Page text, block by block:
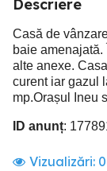
Descriere
Casă de
baie
alte anexe.
curent iar gazul
mp.Orașul Ineu
ID anunț:
Vizualizări: 0